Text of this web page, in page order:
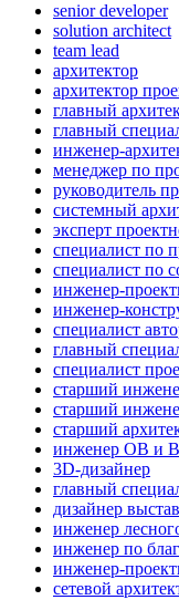
senior developer
solution architect
team lead
архитектор
архитектор
главный
главный
инженер-
менеджер по
руководитель
системный
эксперт
специалист по
специалист по
инженер-
инженер-
специалист
главный
специалист
старший
старший
старший
инженер ОВ и
3D-дизайнер
главный
дизайнер
инженер
инженер по
инженер-
сетевой